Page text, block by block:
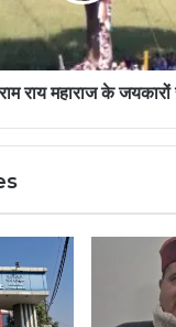
राय महाराज के